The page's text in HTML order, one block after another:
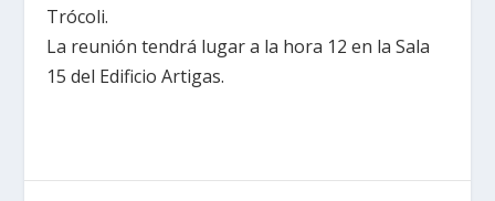
Trócoli.
La reunión tendrá lugar a la hora 12 en la Sala
15 del Edificio Artigas.